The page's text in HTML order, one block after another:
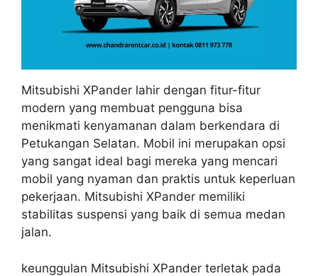
Mitsubishi XPander lahir dengan fitur-fitur
modern yang membuat pengguna bisa
menikmati kenyamanan dalam berkendara di
Petukangan Selatan. Mobil ini merupakan opsi
yang sangat ideal bagi mereka yang mencari
mobil yang nyaman dan praktis untuk keperluan
pekerjaan. Mitsubishi XPander memiliki
stabilitas suspensi yang baik di semua medan
jalan.
keunggulan Mitsubishi XPander terletak pada